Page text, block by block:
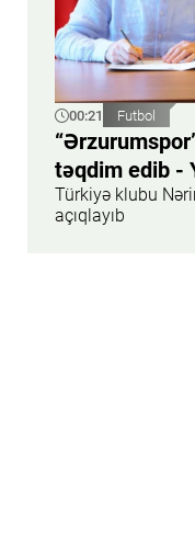
00:21 Futbol
təqdim edib -
Türkiyə klubu
açıqlayıb